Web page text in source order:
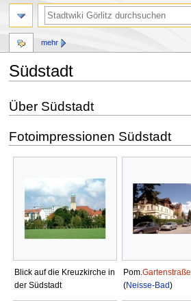
Südstadt
Zur
Navigation
Zur
Suche
Über Südstadt
Fotoimpressionen Südstadt
Blick auf die Kreuzkirche in
der Südstadt
Pom.Gartenstraße
(Neisse-Bad)
mehr